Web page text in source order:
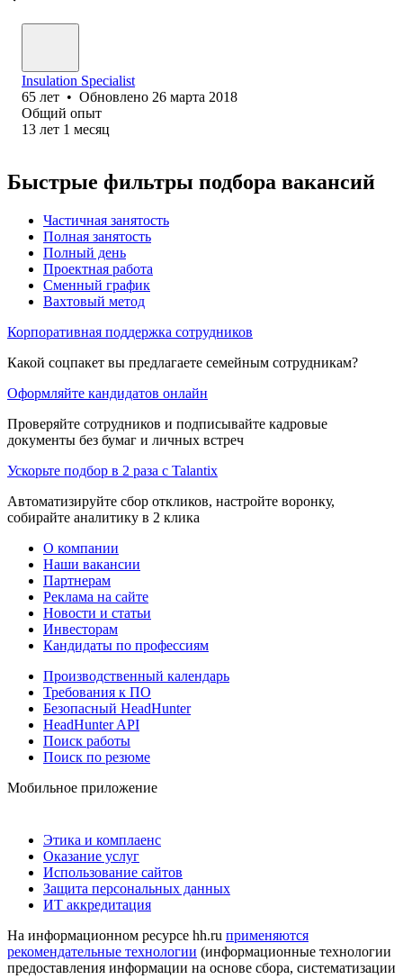
Insulation Specialist
65 лет • Обновлено 26 марта 2018
Общий опыт
13 лет 1 месяц
Быстрые фильтры подбора вакансий
Частичная занятость
Полная занятость
Полный день
Проектная работа
Сменный график
Вахтовый метод
Корпоративная поддержка сотрудников
Какой соцпакет вы предлагаете семейным сотрудникам?
Оформляйте кандидатов онлайн
Проверяйте сотрудников и подписывайте кадровые
документы без бумаг и личных встреч
Ускорьте подбор в 2 раза с Talantix
Автоматизируйте сбор откликов, настройте воронку,
собирайте аналитику в 2 клика
О компании
Наши вакансии
Партнерам
Реклама на сайте
Новости и статьи
Инвесторам
Кандидаты по профессиям
Производственный календарь
Требования к ПО
Безопасный HeadHunter
HeadHunter API
Поиск работы
Поиск по резюме
Мобильное приложение
Этика и комплаенс
Оказание услуг
Использование сайтов
Защита персональных данных
ИТ аккредитация
На информационном ресурсе hh.ru применяются
рекомендательные технологии (информационные технологии
предоставления информации на основе сбора, систематизации